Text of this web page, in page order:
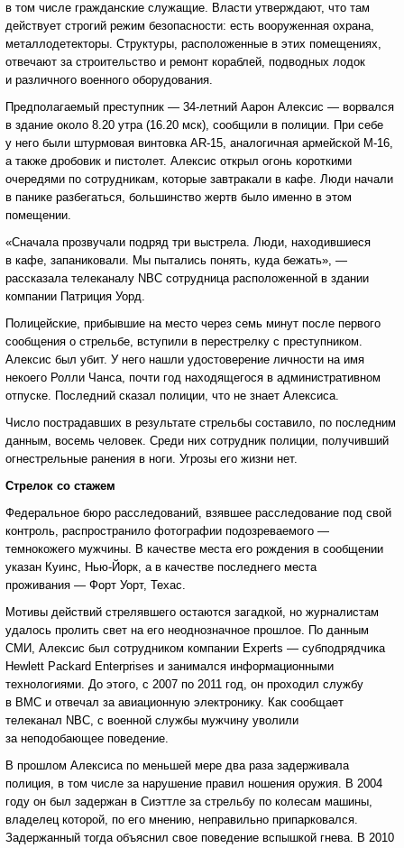
в том числе гражданские служащие. Власти утверждают, что там
действует строгий режим безопасности: есть вооруженная охрана,
металлодетекторы. Структуры, расположенные в этих помещениях,
отвечают за строительство и ремонт кораблей, подводных лодок
и различного военного оборудования.
Предполагаемый преступник — 34-летний Аарон Алексис — ворвался
в здание около 8.20 утра (16.20 мск), сообщили в полиции. При себе
у него были штурмовая винтовка AR-15, аналогичная армейской M-16,
а также дробовик и пистолет. Алексис открыл огонь короткими
очередями по сотрудникам, которые завтракали в кафе. Люди начали
в панике разбегаться, большинство жертв было именно в этом
помещении.
«Сначала прозвучали подряд три выстрела. Люди, находившиеся
в кафе, запаниковали. Мы пытались понять, куда бежать», —
рассказала телеканалу NBC сотрудница расположенной в здании
компании Патриция Уорд.
Полицейские, прибывшие на место через семь минут после первого
сообщения о стрельбе, вступили в перестрелку с преступником.
Алексис был убит. У него нашли удостоверение личности на имя
некоего Ролли Чанса, почти год находящегося в административном
отпуске. Последний сказал полиции, что не знает Алексиса.
Число пострадавших в результате стрельбы составило, по последним
данным, восемь человек. Среди них сотрудник полиции, получивший
огнестрельные ранения в ноги. Угрозы его жизни нет.
Стрелок со стажем
Федеральное бюро расследований, взявшее расследование под свой
контроль, распространило фотографии подозреваемого —
темнокожего мужчины. В качестве места его рождения в сообщении
указан Куинс, Нью-Йорк, а в качестве последнего места
проживания — Форт Уорт, Техас.
Мотивы действий стрелявшего остаются загадкой, но журналистам
удалось пролить свет на его неоднозначное прошлое. По данным
СМИ, Алексис был сотрудником компании Experts — субподрядчика
Hewlett Packard Enterprises и занимался информационными
технологиями. До этого, с 2007 по 2011 год, он проходил службу
в ВМС и отвечал за авиационную электронику. Как сообщает
телеканал NBC, с военной службы мужчину уволили
за неподобающее поведение.
В прошлом Алексиса по меньшей мере два раза задерживала
полиция, в том числе за нарушение правил ношения оружия. В 2004
году он был задержан в Сиэттле за стрельбу по колесам машины,
владелец которой, по его мнению, неправильно припарковался.
Задержанный тогда объяснил свое поведение вспышкой гнева. В 2010